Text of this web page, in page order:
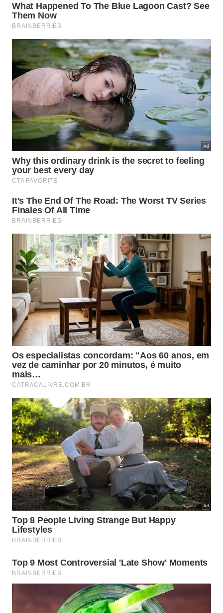
Quais fatores explicam esse
comportamento segundo a ciência?
Pesquisas sobre comportamento felino apontam
que vários fatores podem influenciar essa
preferência. Em vez de existir apenas uma
explicação, diferentes necessidades costumam
atuar ao mesmo tempo. Entre os principais motivos
observados pelos especialistas estão:
Busca por calor para manter o conforto corporal.
descanso.
Fortalecimento do vínculo com o tutor.
familiaridade.
Hábito criado desde filhote, especialmente em
animais muito sociáveis.
Quando esse comportamento
merece atenção?
Na maioria dos casos, dormir sobre o tutor é
perfeitamente normal. No entanto, mudanças
repentinas nesse hábito podem indicar alterações
na rotina, no ambiente ou até na saúde do animal.
Se o gato passar a buscar contato de forma
excessiva junto com sinais como perda de apetite,
apatia ou mudanças de comportamento, vale
consultar ummédico-veterináriopara uma
avaliação mais detalhada.
Conviver com esse hábito fortalece
a relação entre tutor e gato?
Permitir esse contato, quando confortável para
ambas as partes, pode contribuir para uma
convivência ainda mais próxima. O importante é
respeitar o espaço do animal e compreender sua
Entender por que ogato dorme em cima de você
ajuda a interpretar melhor seus comportamentos.
Na maioria das vezes, esse gesto representa
confiança, conforto e um vínculo construído ao